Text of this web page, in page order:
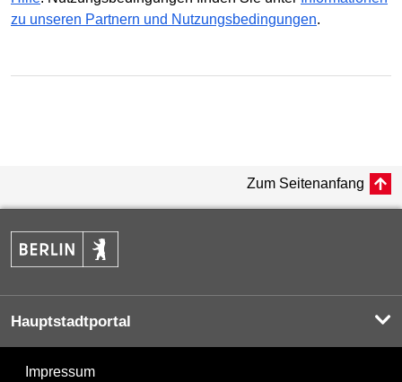
zu unseren Partnern und Nutzungsbedingungen.
Zum Seitenanfang
Hauptstadtportal
Impressum